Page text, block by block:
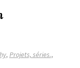
, Projets, séries.,